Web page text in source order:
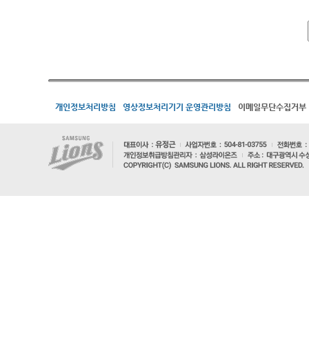
개인정보처리방침 영상정보처리기기 운영관리방침 이메일무단수집거부